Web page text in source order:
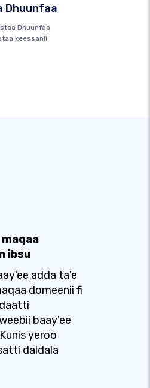
Dhuunfaa
Dhuunfaa
keessanii
ibsu
adda ta'e
domeenii fi
baay'ee
yeroo
daldala